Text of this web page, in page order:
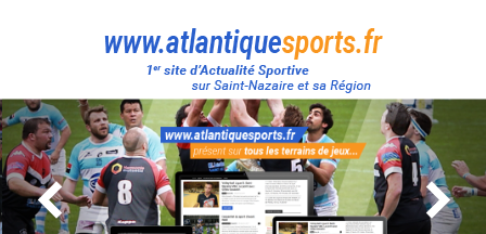
Atlantique